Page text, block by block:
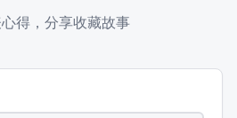
得，分享收藏故事